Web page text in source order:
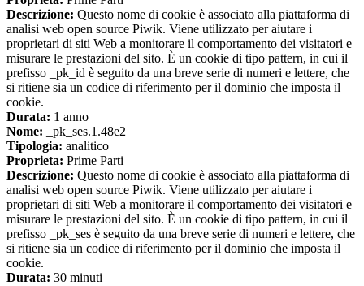
Descrizione: Questo nome di cookie è associato alla piattaforma di
analisi web open source Piwik. Viene utilizzato per aiutare i
proprietari di siti Web a monitorare il comportamento dei visitatori e
misurare le prestazioni del sito. È un cookie di tipo pattern, in cui il
prefisso _pk_id è seguito da una breve serie di numeri e lettere, che
si ritiene sia un codice di riferimento per il dominio che imposta il
cookie.
Durata: 1 anno
Nome: _pk_ses.1.48e2
Tipologia: analitico
Proprieta: Prime Parti
Descrizione: Questo nome di cookie è associato alla piattaforma di
analisi web open source Piwik. Viene utilizzato per aiutare i
proprietari di siti Web a monitorare il comportamento dei visitatori e
misurare le prestazioni del sito. È un cookie di tipo pattern, in cui il
prefisso _pk_ses è seguito da una breve serie di numeri e lettere, che
si ritiene sia un codice di riferimento per il dominio che imposta il
cookie.
Durata: 30 minuti